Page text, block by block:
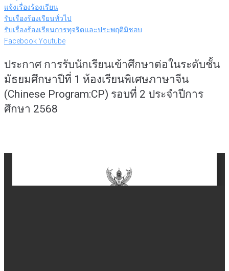
แจ้งเรื่องร้องเรียน
รับเรื่องร้องเรียนทั่วไป
รับเรื่องร้องเรียนการทุจริตและประพฤติมิชอบ
FacebookYoutube
ประกาศ การรับนักเรียนเข้าศึกษาต่อในระดับชั้น
มัธยมศึกษาปีที่ 1 ห้องเรียนพิเศษภาษาจีน
(Chinese Program:CP) รอบที่ 2 ประจำปีการ
ศึกษา 2568